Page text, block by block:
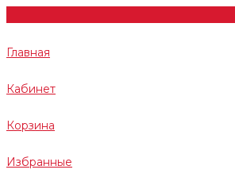
Главная
Кабинет
Корзина
Избранные